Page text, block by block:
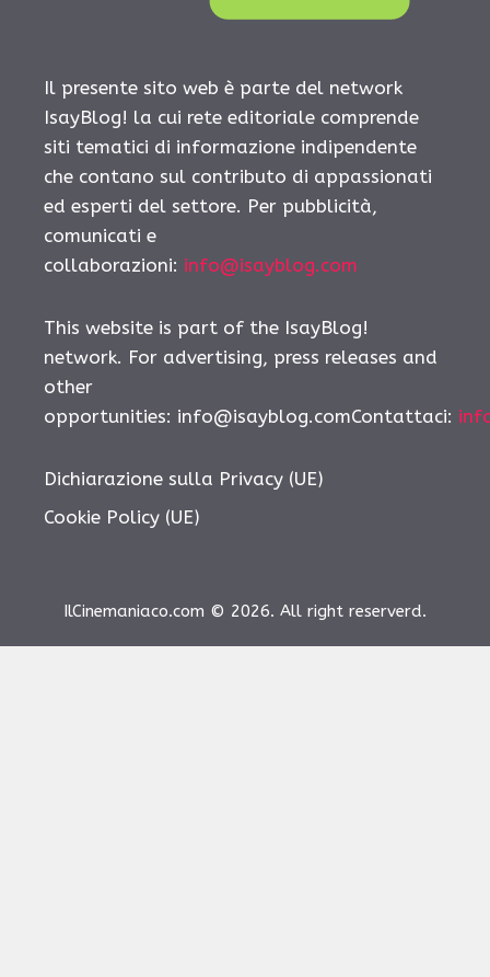
Il presente sito web è parte del network
IsayBlog! la cui rete editoriale comprende
siti tematici di informazione indipendente
che contano sul contributo di appassionati
ed esperti del settore. Per pubblicità,
comunicati e
collaborazioni: info@isayblog.com
This website is part of the IsayBlog!
network. For advertising, press releases and
other
opportunities: info@isayblog.comContattaci:
Dichiarazione sulla Privacy (UE)
Cookie Policy (UE)
IlCinemaniaco.com © 2026. All right reserverd.